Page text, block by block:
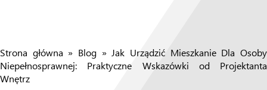
Strona główna » Blog » Jak Urządzić Mieszkanie Dla Osoby
Niepełnosprawnej: Praktyczne Wskazówki od Projektanta
Wnętrz